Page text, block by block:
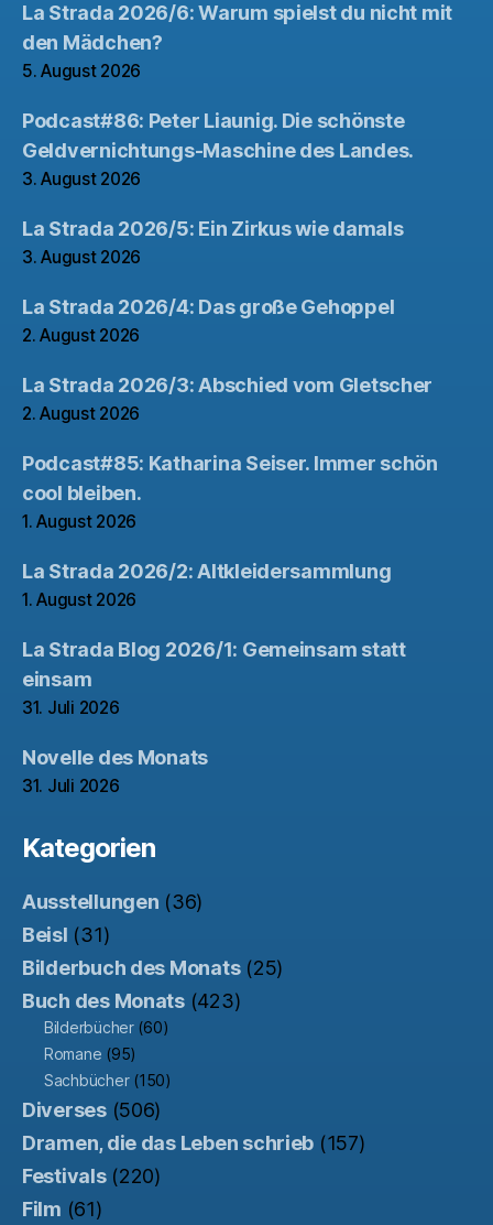
La Strada 2026/6: Warum spielst du nicht mit
den Mädchen?
5. August 2026
Podcast#86: Peter Liaunig. Die schönste
Geldvernichtungs-Maschine des Landes.
3. August 2026
La Strada 2026/5: Ein Zirkus wie damals
3. August 2026
La Strada 2026/4: Das große Gehoppel
2. August 2026
La Strada 2026/3: Abschied vom Gletscher
2. August 2026
Podcast#85: Katharina Seiser. Immer schön
cool bleiben.
1. August 2026
La Strada 2026/2: Altkleidersammlung
1. August 2026
La Strada Blog 2026/1: Gemeinsam statt
einsam
31. Juli 2026
Novelle des Monats
31. Juli 2026
Kategorien
Ausstellungen (36)
Beisl (31)
Bilderbuch des Monats(25)
Buch des Monats(423)
Bilderbücher(60)
Romane (95)
Sachbücher(150)
Diverses(506)
Dramen, die das Leben schrieb (157)
Festivals(220)
Film (61)